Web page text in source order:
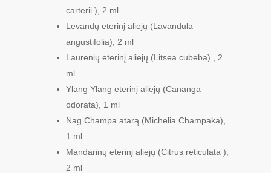
carterii ) , 2 ml
Levandų eterinį aliejų (Lavandula
angustifolia) , 2 ml
Laurenių eterinį aliejų (Litsea cubeba)
, 2
ml
Ylang Ylang eterinį aliejų (Cananga
odorata) , 1 ml
Nag Champa atarą (Michelia Champaka),
1 ml
Mandarinų eterinį aliejų (Citrus reticulata )
2 ml